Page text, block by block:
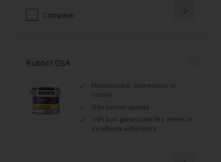
Comparer
Rubbol DSA
Monoproduit : impression et
finition
Très bonne opacité
Très bon garnissant des arêtes et
excellente adhérence